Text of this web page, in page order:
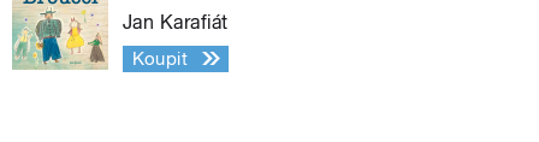
Jan Karafiát
Koupit